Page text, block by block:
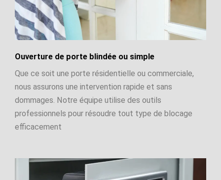
Ouverture de porte blindée ou simple
Que ce soit une porte résidentielle ou commerciale,
nous assurons une intervention rapide et sans
dommages. Notre équipe utilise des outils
professionnels pour résoudre tout type de blocage
efficacement